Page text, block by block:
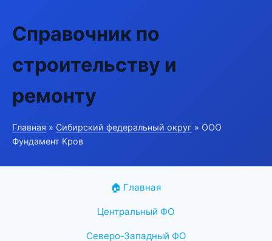
Справочник по
строительству и
ремонту
Главная » Сибирский федеральный округ » ООО
Фундамент Кров
🏠 Главная
Центральный ФО
Северо-Западный ФО